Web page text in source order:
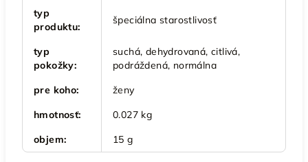
typ
produktu:
špeciálna starostlivosť
typ
pokožky:
suchá, dehydrovaná, citlivá,
podráždená, normálna
pre koho:
ženy
hmotnosť:
0.027 kg
objem: 15 g